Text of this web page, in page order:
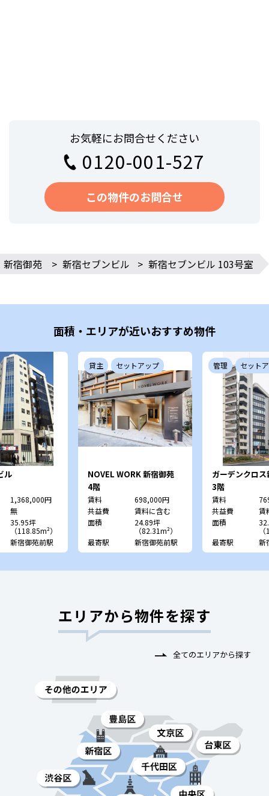
お気軽にお問合せください
0120-001-527
この物件のお問合せ
新宿御苑 > 新宿セブンビル > 新宿セブンビル 103号室
面積・エリアが近いおすすめ物件
ル
1,368,000円
無
35.95坪
（118.85m²）
新宿御苑前駅
貸主 セットアップ
NOVEL WORK 新宿御苑
4階
賃料
698,000円
共益費
賃料に含む
面積
24.89坪
（82.31m²）
最寄駅
新宿御苑前駅
管理 セット
ガーデンクロ
3階
賃料
共益費
賃
面積
最寄駅
新
エリアから物件を探す
全てのエリアから探す